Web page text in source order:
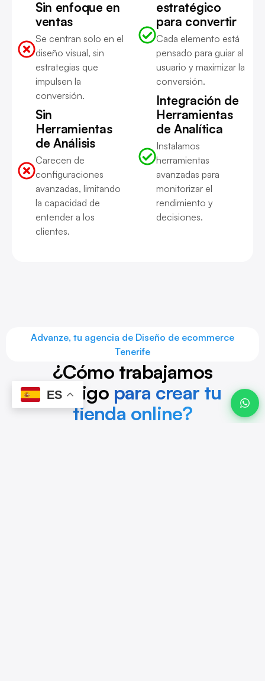
Sin enfoque en
ventas
Se centran solo en el
diseño visual, sin
estrategias que
impulsen la
conversión.
Sin
Herramientas
de Análisis
Carecen de
configuraciones
avanzadas, limitando
la capacidad de
entender a los
clientes.
estratégico
para convertir
Cada elemento está
pensado para guiar al
usuario y maximizar la
conversión.
Integración de
Herramientas
de Analítica
Instalamos
herramientas
avanzadas para
monitorizar el
rendimiento y
decisiones.
Advanze, tu agencia de Diseño de ecommerce
Tenerife
¿Cómo trabajamos
contigo para crear tu
tienda online?
Javier ·Advanze
en línea
ES